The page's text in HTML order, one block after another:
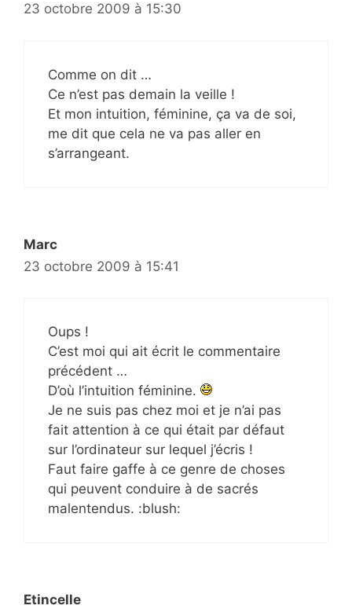
23 octobre 2009 à 15:30
Comme on dit …
Ce n’est pas demain la veille !
Et mon intuition, féminine, ça va de soi,
me dit que cela ne va pas aller en
s’arrangeant.
Marc
23 octobre 2009 à 15:41
Oups !
C’est moi qui ait écrit le commentaire
précédent …
D’où l’intuition féminine.
Je ne suis pas chez moi et je n’ai pas
fait attention à ce qui était par défaut
sur l’ordinateur sur lequel j’écris !
Faut faire gaffe à ce genre de choses
qui peuvent conduire à de sacrés
malentendus. :blush:
Etincelle